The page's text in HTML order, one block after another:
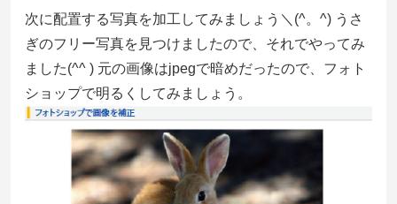
次に配置する写真を加工してみましょう＼(^。^) うさ
ぎのフリー写真を見つけましたので、それでやってみ
ました(^^ ) 元の画像はjpegで暗めだったので、フォト
ショップで明るくしてみましょう。